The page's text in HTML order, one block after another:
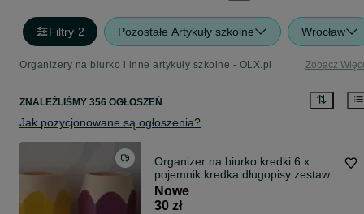
Filtry·2 Pozostałe Artykuły szkolne Wrocław
Organizery na biurko i inne artykuły szkolne - OLX.pl Zobacz
ZNALEŹLIŚMY 356 OGŁOSZEŃ
Jak pozycjonowane są ogłoszenia?
Organizer na biurko kredki 6 x
pojemnik kredka długopisy zestaw
Nowe
30 zł